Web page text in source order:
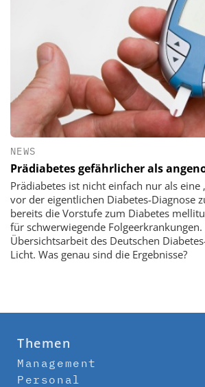
NEWS
Prädiabetes gefährlicher als
Prädiabetes ist nicht einfach nur als eine
vor der eigentlichen Diabetes-Diagnose
bereits die Vorstufe zum Diabetes
für schwerwiegende
Übersichtsarbeit des Deutschen
Licht. Was genau sind die Ergebnisse?
Themen
Management
Personal